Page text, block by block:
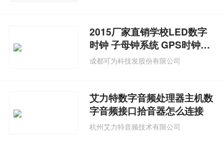
2015厂家直销学校LED数字
时钟 子母钟系统 GPS时钟系
统
成都可为科技发股份有限公司
艾力特数字音频处理器主机数
字音频接口拾音器怎么连接
杭州艾力特音频技术有限公司